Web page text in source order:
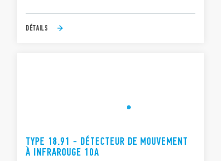
DÉTAILS
TYPE 18.91 - DÉTECTEUR DE MOUVEMENT
À INFRAROUGE 10A